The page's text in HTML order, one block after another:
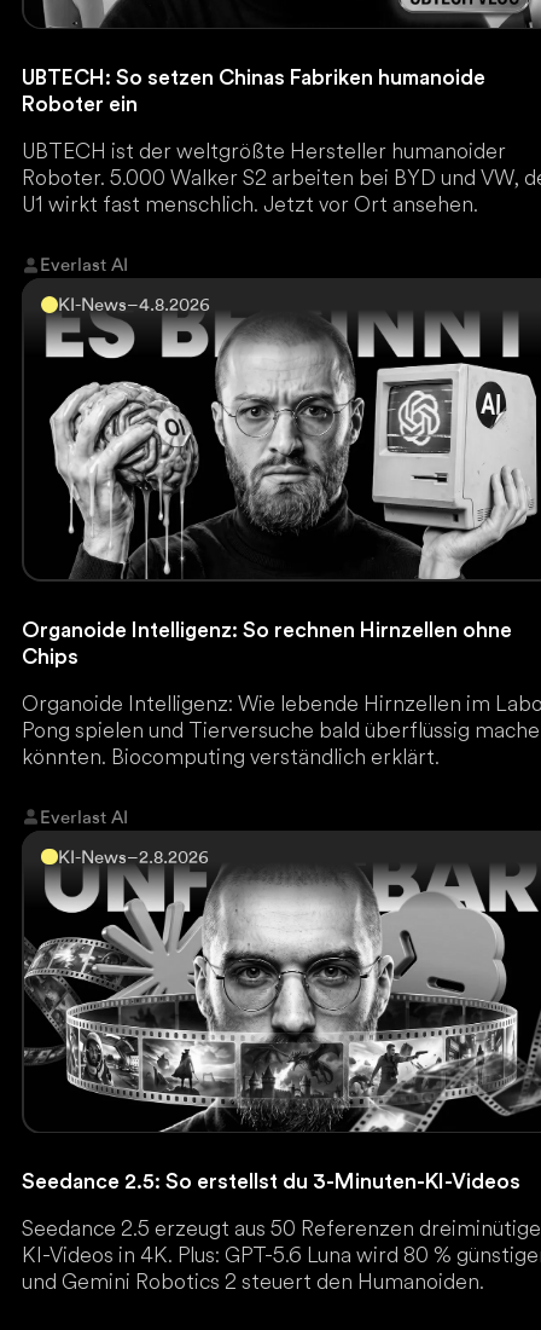
UBTECH: So setzen Chinas Fabriken humanoide
Roboter ein
UBTECH ist der weltgrößte Hersteller humanoider
Roboter. 5.000 Walker S2 arbeiten bei BYD und VW,
U1 wirkt fast menschlich. Jetzt vor Ort ansehen.
Everlast AI
KI-News–4.8.2026
Organoide Intelligenz: So rechnen Hirnzellen ohne
Chips
Organoide Intelligenz: Wie lebende Hirnzellen im
Pong spielen und Tierversuche bald überflüssig
könnten. Biocomputing verständlich erklärt.
Everlast AI
KI-News–2.8.2026
Seedance 2.5: So erstellst du 3-Minuten-KI-Videos
Seedance 2.5 erzeugt aus 50 Referenzen dreiminütige
KI-Videos in 4K. Plus: GPT-5.6 Luna wird 80 %
und Gemini Robotics 2 steuert den Humanoiden.